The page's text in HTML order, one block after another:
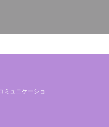
ミュニケーショ